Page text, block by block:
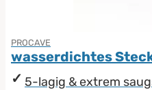
PROCAVE
wasserdichtes
5-lagig & extrem